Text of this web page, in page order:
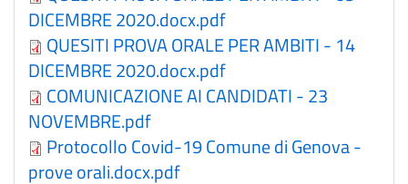
DICEMBRE 2020.docx.pdf
QUESITI PROVA ORALE PER AMBITI - 14
DICEMBRE 2020.docx.pdf
COMUNICAZIONE AI CANDIDATI - 23
NOVEMBRE.pdf
Protocollo Covid-19 Comune di Genova -
prove orali.docx.pdf